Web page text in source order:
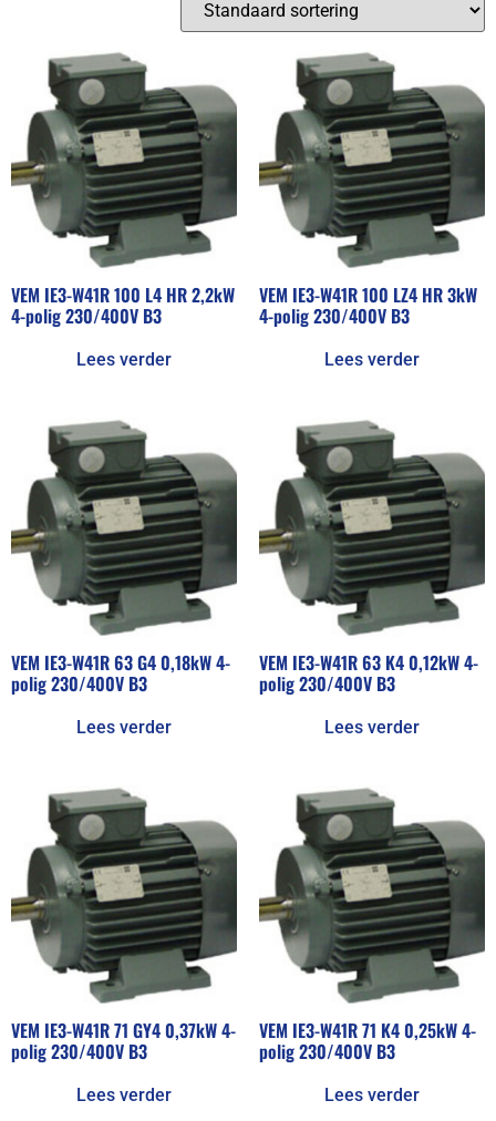
VEM IE3-W41R 100 L4 HR 2,2kW
4-polig 230/400V B3
Lees verder
VEM IE3-W41R 100 LZ4 HR 3kW
4-polig 230/400V B3
Lees verder
VEM IE3-W41R 63 G4 0,18kW 4-
polig 230/400V B3
Lees verder
VEM IE3-W41R 63 K4 0,12kW 4-
polig 230/400V B3
Lees verder
VEM IE3-W41R 71 GY4 0,37kW 4-
polig 230/400V B3
Lees verder
VEM IE3-W41R 71 K4 0,25kW 4-
polig 230/400V B3
Lees verder